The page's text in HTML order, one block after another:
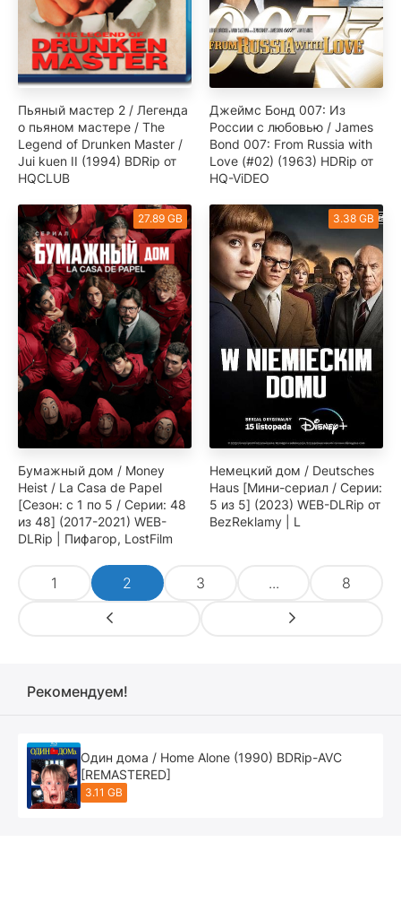
Пьяный мастер 2 / Легенда
о пьяном мастере / The
Legend of Drunken Master /
Jui kuen II (1994) BDRip от
HQCLUB
Джеймс Бонд 007: Из
России с любовью / James
Bond 007: From Russia with
Love (#02) (1963) HDRip от
HQ-ViDEO
27.89 GB
Бумажный дом / Money
Heist / La Casa de Papel
[Сезон: с 1 по 5 / Серии: 48
из 48] (2017-2021) WEB-
DLRip | Пифагор, LostFilm
3.38 GB
Немецкий дом / Deutsches
Haus [Мини-сериал / Серии:
5 из 5] (2023) WEB-DLRip от
BezReklamy | L
1 2 3 ... 8
Рекомендуем!
Один дома / Home Alone (1990) BDRip-AVC
[REMASTERED]
3.11 GB